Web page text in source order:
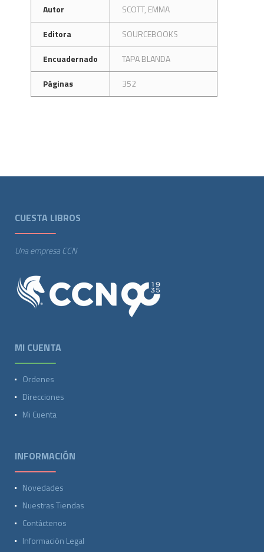
Autor
SCOTT, EMMA
Editora
SOURCEBOOKS
Encuadernado
TAPA BLANDA
Páginas
352
CUESTA LIBROS
Una empresa CCN
MI CUENTA
Ordenes
Direcciones
Mi Cuenta
INFORMACIÓN
Novedades
Nuestras Tiendas
Contáctenos
Información Legal